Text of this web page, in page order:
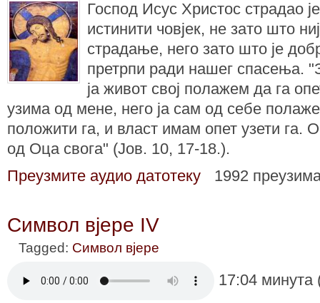
Господ Исус Христос страдао
истинити човјек, не зато што
страдање, него зато што је
претрпи ради нашег спасења.
ја живот свој полажем да га
узима од мене, него ја сам од себе
положити га, и власт имам опет узети га.
од Оца свога" (Јов. 10, 17-18.).
Преузмите аудио датотеку
1992
Символ вјере IV
Tagged: Символ вјере
17:04